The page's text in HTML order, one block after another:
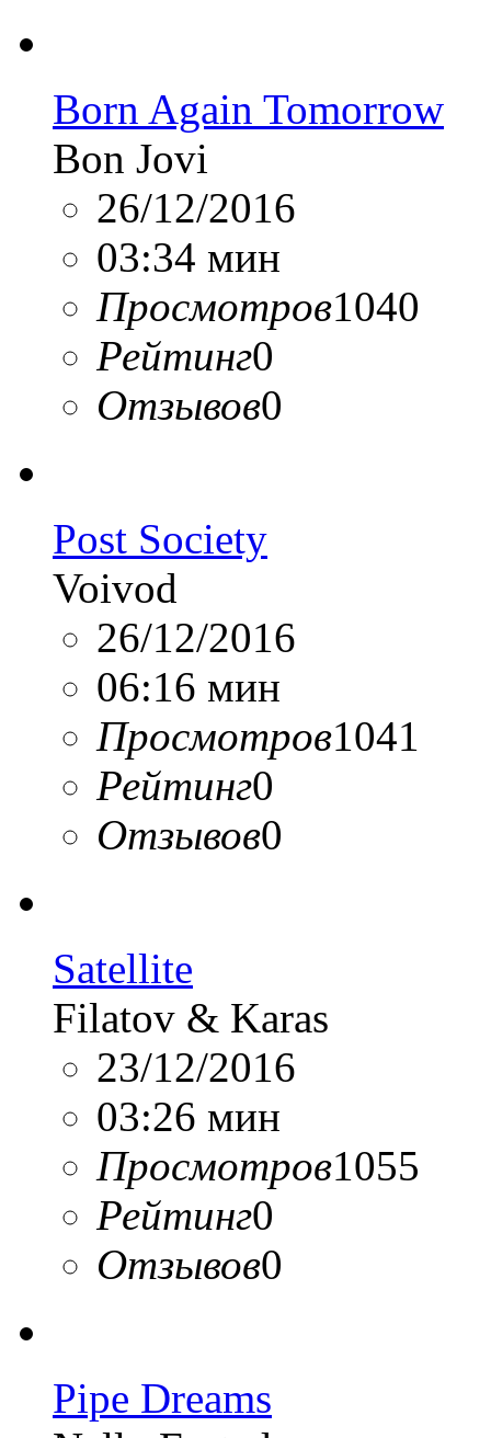
Born Again Tomorrow
Bon Jovi
26/12/2016
03:34 мин
Просмотров1040
Рейтинг0
Отзывов0
Post Society
Voivod
26/12/2016
06:16 мин
Просмотров1041
Рейтинг0
Отзывов0
Satellite
Filatov & Karas
23/12/2016
03:26 мин
Просмотров1055
Рейтинг0
Отзывов0
Pipe Dreams